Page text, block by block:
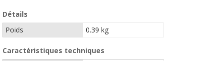
Détails
Poids
0.39 kg
Caractéristiques techniques